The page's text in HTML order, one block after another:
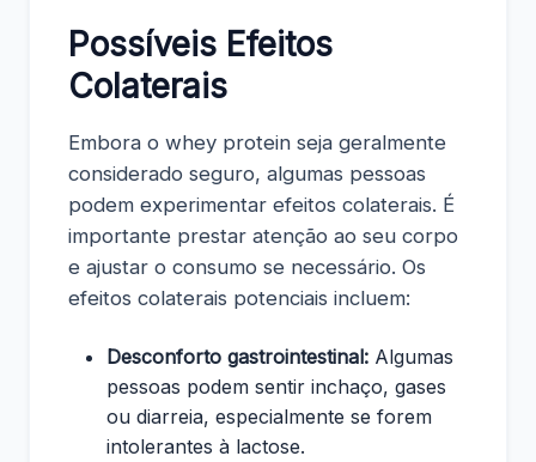
Possíveis Efeitos
Colaterais
Embora o whey protein seja geralmente
considerado seguro, algumas pessoas
podem experimentar efeitos colaterais. É
importante prestar atenção ao seu corpo
e ajustar o consumo se necessário. Os
efeitos colaterais potenciais incluem:
Desconforto gastrointestinal: Algumas
pessoas podem sentir inchaço, gases
ou diarreia, especialmente se forem
intolerantes à lactose.